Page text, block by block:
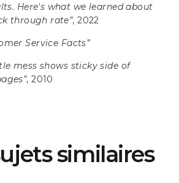
Here's what we learned about
through rate”, 2022
Service Facts”
mess shows sticky side of
, 2010
similaires